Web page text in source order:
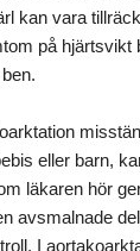
kan vara
på hjärtsvikt
eller barn,
läkaren hör
avsmalnade
I